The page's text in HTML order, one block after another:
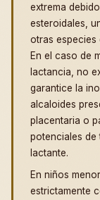
extrema
esteroidales,
otras especies
En el caso de
lactancia, no
garantice la
alcaloides
placentaria o
potenciales de
lactante.
En niños
estrictamente